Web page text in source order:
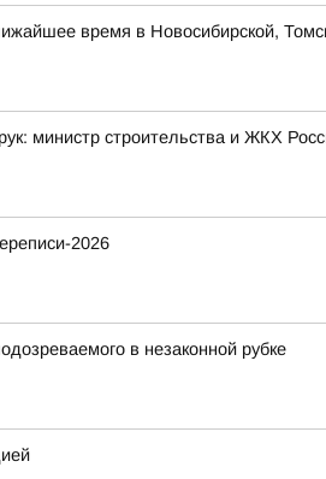
время в Новосибирской,
министр строительства и ЖКХ
2026
в незаконной рубке